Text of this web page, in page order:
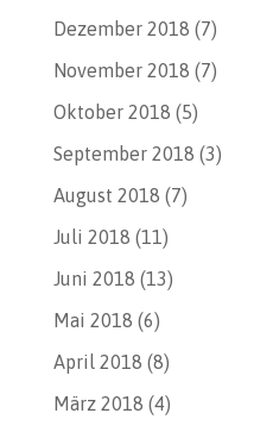
Dezember 2018 (7)
November 2018 (7)
Oktober 2018 (5)
September 2018 (3)
August 2018 (7)
Juli 2018 (11)
Juni 2018 (13)
Mai 2018 (6)
April 2018 (8)
März 2018 (4)